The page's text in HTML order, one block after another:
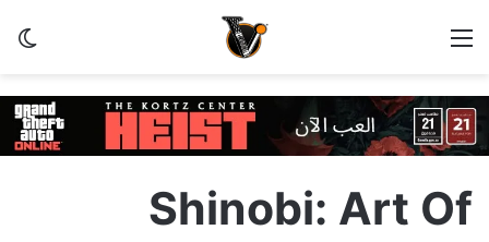
القائمة
Shinobi: Art Of